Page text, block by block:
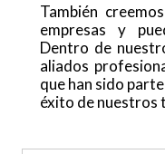
También
empresas y
Dentro de
aliados
que han sido
éxito de nuestros